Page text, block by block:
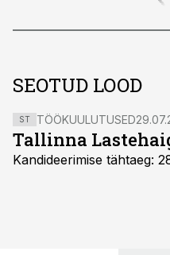
SEOTUD LOOD
ST TÖÖKUULUTUSED
Tallinna
Kandideerimise tähtaeg: